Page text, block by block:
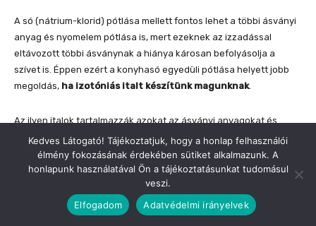
Kedves Látogató! Tájékoztatjuk, hogy a honlap felhasználói
élmény fokozásának érdekében sütiket alkalmazunk. A
honlapunk használatával Ön a tájékoztatásunkat tudomásul
veszi.
Elfogadom
Adatvédelmi irányelvek